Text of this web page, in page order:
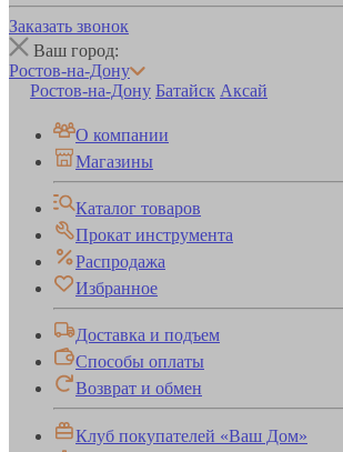
Заказать звонок
Ваш город:
Ростов-на-Дону
Ростов-на-Дону Батайск Аксай
О компании
Магазины
Каталог товаров
Прокат инструмента
Распродажа
Избранное
Доставка и подъем
Способы оплаты
Возврат и обмен
Клуб покупателей «Ваш Дом»